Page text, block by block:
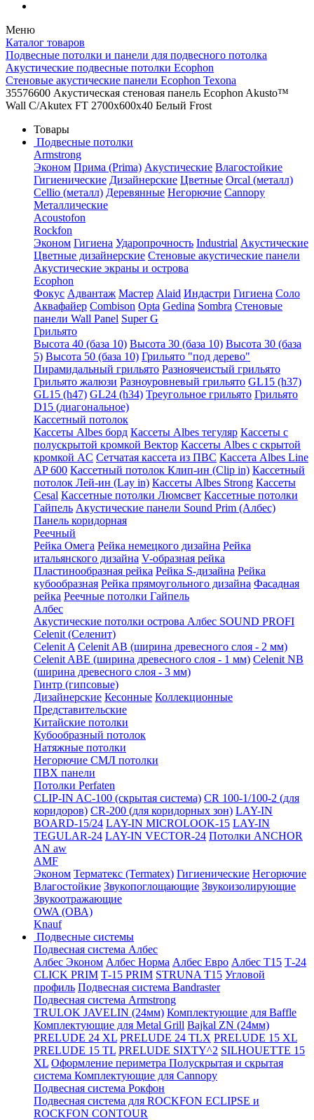
Меню
Каталог товаров
Подвесные потолки и панели для подвесного потолка
Акустические подвесные потолки Ecophon
Стеновые акустические панели Ecophon Texona
35576600 Акустическая стеновая панель Ecophon Akusto™
Wall С/Akutex FT 2700x600x40 Белый Frost
Товары
Подвесные потолки
Armstrong
Эконом Прима (Prima) Акустические Влагостойкие
Гигиенические Дизайнерские Цветные Orcal (металл)
Cellio (металл) Деревянные Негорючие Cannopy
Металлические
Acoustofon
Rockfon
Эконом Гигиена Ударопрочность Industrial Акустические
Цветные дизайнерские Стеновые акустические панели
Акустические экраны и острова
Ecophon
Фокус Адвантаж Мастер Alaid Индастри Гигиена Соло
Аквафайер Combison Opta Gedina Sombra Стеновые
панели Wall Panel Super G
Грильято
Высота 40 (база 10) Высота 30 (база 10) Высота 30 (база
5) Высота 50 (база 10) Грильято "под дерево"
Пирамидальный грильято Разноячеистый грильято
Грильято жалюзи Разноуровневый грильято GL15 (h37)
GL15 (h47) GL24 (h34) Треугольное грильято Грильято
D15 (диагональное)
Кассетный потолок
Кассеты Albes борд Кассеты Albes тегуляр Кассеты с
полускрытой кромкой Вектор Кассеты Albes с скрытой
кромкой AC Сетчатая кассета из ПВС Кассета Albes Line
AP 600 Кассетный потолок Клип-ин (Clip in) Кассетный
потолок Лей-ин (Lay in) Кассеты Albes Strong Кассеты
Cesal Кассетные потолки Люмсвет Кассетные потолки
Гайпель Акустические панели Sound Prim (Албес)
Панель коридорная
Реечный
Рейка Омега Рейка немецкого дизайна Рейка
итальянского дизайна V-образная рейка
Пластинообразная рейка Рейка S-дизайна Рейка
кубообразная Рейка прямоугольного дизайна Фасадная
рейка Реечные потолки Гайпель
Албес
Акустические потолки острова Албес SOUND PROFI
Celenit (Селенит)
Celenit A Celenit AB (ширина древесного слоя - 2 мм)
Celenit ABE (ширина древесного слоя - 1 мм) Celenit NB
(ширина древесного слоя - 3 мм)
Гинтр (гипсовые)
Дизайнерские Кесонные Коллекционные
Представительские
Китайские потолки
Кубообразный потолок
Натяжные потолки
Негорючие СМЛ потолки
ПВХ панели
Потолки Perfaten
CLIP-IN AC-100 (скрытая система) CR 100-1/100-2 (для
коридоров) CR-200 (для коридорных зон) LAY-IN
BOARD-15/24 LAY-IN MICROLOOK-15 LAY-IN
TEGULAR-24 LAY-IN VECTOR-24 Потолки ANCHOR
AN aw
AMF
Эконом Терматекс (Termatex) Гигиенические Негорючие
Влагостойкие Звукопоглощающие Звукоизолирующие
Звукоотражающие
OWA (ОВА)
Knauf
Подвесные системы
Подвесная система Албес
Албес Эконом Албес Норма Албес Евро Албес T15 Т-24
CLICK PRIM Т-15 PRIM STRUNA Т15 Угловой
профиль Подвесная система Bandraster
Подвесная система Armstrong
TRULOK JAVELIN (24мм) Комплектующие для Baffle
Комплектующие для Metal Grill Bajkal ZN (24мм)
PRELUDE 24 XL PRELUDE 24 TLX PRELUDE 15 XL
PRELUDE 15 TL PRELUDE SIXTY^2 SILHOUETTE 15
XL Оформление периметра Полускрытая и скрытая
система Комплектующие для Cannopy
Подвесная система Рокфон
Подвесная система для ROCKFON ECLIPSE и
ROCKFON CONTOUR